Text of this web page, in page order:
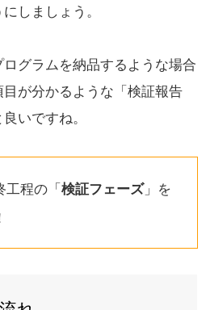
しましょう。
グラムを納品するような場合
が分かるような「検証報告
いですね。
工程の「検証フェーズ」を